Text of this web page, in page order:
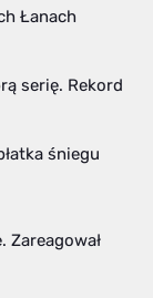
Łanach
serię. Rekord
śniegu
Zareagował